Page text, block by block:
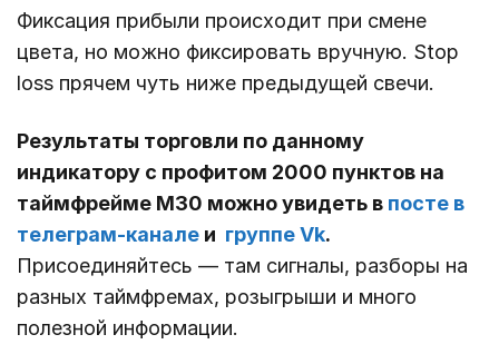
Фиксация прибыли происходит при смене
цвета, но можно фиксировать вручную. Stop
loss прячем чуть ниже предыдущей свечи.
Результаты торговли по данному
индикатору с профитом 2000 пунктов на
таймфрейме М30 можно увидеть в посте в
телеграм-канале и группе Vk.
Присоединяйтесь — там сигналы, разборы на
разных таймфремах, розыгрыши и много
полезной информации.